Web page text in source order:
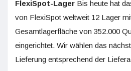
FlexiSpot-Lager Bis heute hat
von FlexiSpot weltweit 12 Lager
Gesamtlagerfläche von 352.000
eingerichtet. Wir wählen das
Lieferung entsprechend der